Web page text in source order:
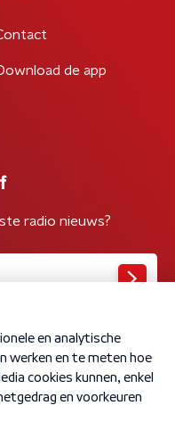
de app
radio nieuws?